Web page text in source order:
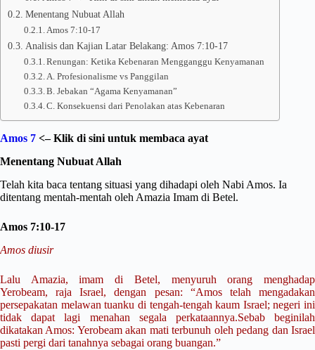
Menentang Nubuat Allah
Amos 7:10-17
Analisis dan Kajian Latar Belakang: Amos 7:10-17
Renungan: Ketika Kebenaran Mengganggu Kenyamanan
A. Profesionalisme vs Panggilan
B. Jebakan “Agama Kenyamanan”
C. Konsekuensi dari Penolakan atas Kebenaran
Amos 7 <– Klik di sini untuk membaca ayat
Menentang Nubuat Allah
Telah kita baca tentang situasi yang dihadapi oleh Nabi Amos. Ia
ditentang mentah-mentah oleh Amazia Imam di Betel.
Amos 7:10-17
Amos diusir
Lalu Amazia, imam di Betel, menyuruh orang menghadap
Yerobeam, raja Israel, dengan pesan: “Amos telah mengadakan
persepakatan melawan tuanku di tengah-tengah kaum Israel; negeri ini
tidak dapat lagi menahan segala perkataannya.Sebab beginilah
dikatakan Amos: Yerobeam akan mati terbunuh oleh pedang dan Israel
pasti pergi dari tanahnya sebagai orang buangan.”